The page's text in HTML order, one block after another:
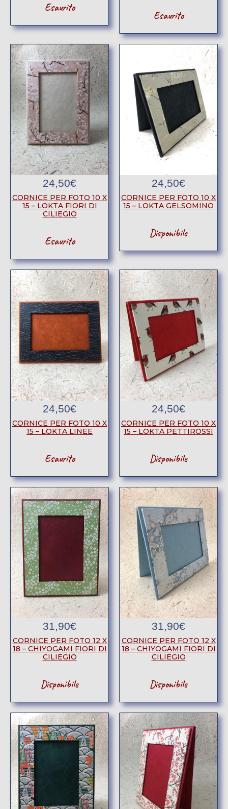
Esaurito
Esaurito
24,50€
CORNICE PER FOTO 10 X
15 – LOKTA FIORI DI
CILIEGIO
Esaurito
24,50€
CORNICE PER FOTO 10 X
15 – LOKTA GELSOMINO
Disponibile
24,50€
CORNICE PER FOTO 10 X
15 – LOKTA LINEE
Esaurito
24,50€
CORNICE PER FOTO 10 X
15 – LOKTA PETTIROSSI
Disponibile
31,90€
CORNICE PER FOTO 12 X
18 – CHIYOGAMI FIORI DI
CILIEGIO
Disponibile
31,90€
CORNICE PER FOTO 12 X
18 – CHIYOGAMI FIORI DI
CILIEGIO
Disponibile